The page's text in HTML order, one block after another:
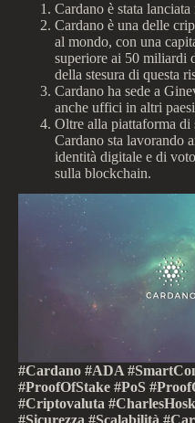
Cardano è stata
Cardano è una delle
al mondo, con una
superiore ai 50 miliardi
della stesura di questa
Cardano ha sede a
anche uffici in altri
Oltre alla piattaforma di
Cardano sta lavorando
identità digitale e di
sulla blockchain.
#Cardano #ADA
#ProofOfStake #PoS
#Criptovaluta